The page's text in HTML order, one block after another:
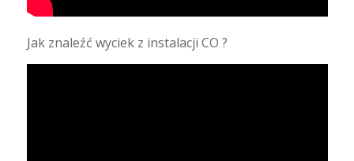
Jak znaleźć wyciek z instalacji CO ?